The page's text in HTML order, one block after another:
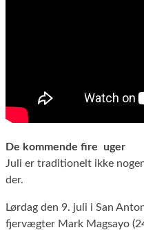
De kommende fire uger
Juli er traditionelt ikke
der.
Lørdag den 9. juli i San
fjervægter Mark Magsayo